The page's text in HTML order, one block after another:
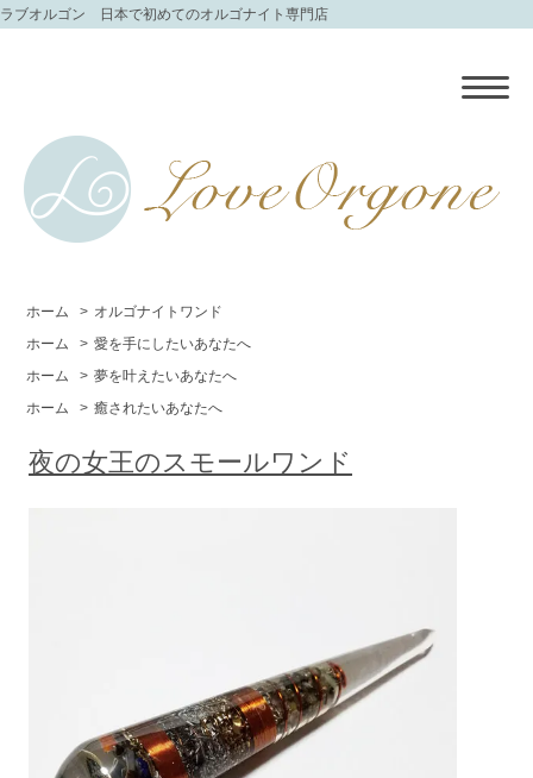
ラブオルゴン 日本で初めてのオルゴナイト専門店
ホーム > オルゴナイトワンド
ホーム
> 愛を手にしたいあなたへ
ホーム
> 夢を叶えたいあなたへ
ホーム
> 癒されたいあなたへ
夜の女王のスモールワンド